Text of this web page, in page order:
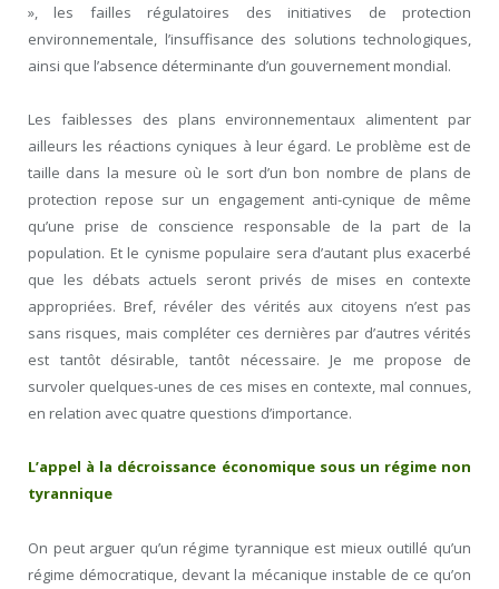
», les failles régulatoires des initiatives de protection
environnementale, l’insuffisance des solutions technologiques,
ainsi que l’absence déterminante d’un gouvernement mondial.
Les faiblesses des plans environnementaux alimentent par
ailleurs les réactions cyniques à leur égard. Le problème est de
taille dans la mesure où le sort d’un bon nombre de plans de
protection repose sur un engagement anti-cynique de même
qu’une prise de conscience responsable de la part de la
population. Et le cynisme populaire sera d’autant plus exacerbé
que les débats actuels seront privés de mises en contexte
appropriées. Bref, révéler des vérités aux citoyens n’est pas
sans risques, mais compléter ces dernières par d’autres vérités
est tantôt désirable, tantôt nécessaire. Je me propose de
survoler quelques-unes de ces mises en contexte, mal connues,
en relation avec quatre questions d’importance.
L’appel à la décroissance économique sous un régime non
tyrannique
On peut arguer qu’un régime tyrannique est mieux outillé qu’un
régime démocratique, devant la mécanique instable de ce qu’on